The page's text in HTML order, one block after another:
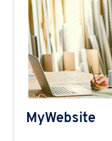
MyWebsite